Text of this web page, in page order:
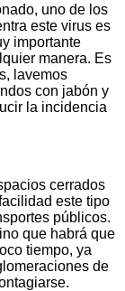
uno de los
este virus es
importante
manera. Es
lavemos
con jabón y
la incidencia
cerrados
este tipo
públicos.
que habrá que
tiempo, ya
de